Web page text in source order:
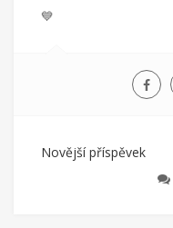
💙
Novější příspěvek